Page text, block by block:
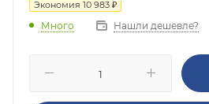
Экономия 10 983 ₽
Много Нашли дешевле?